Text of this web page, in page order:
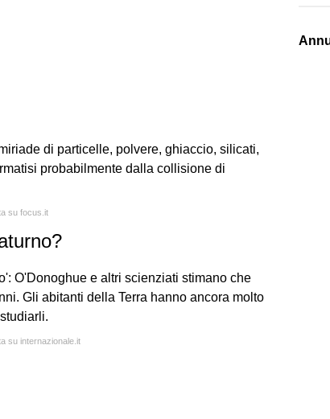
di particelle, polvere, ghiaccio, silicati,
probabilmente dalla collisione di
su focus.it
O'Donoghue e altri scienziati stimano che
Gli abitanti della Terra hanno ancora molto
su internazionale.it